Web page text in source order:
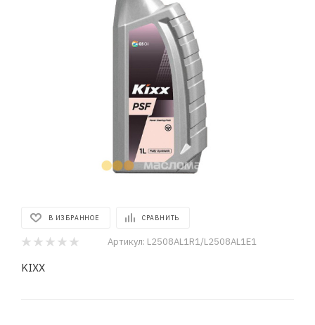
В ИЗБРАННОЕ СРАВНИТЬ
Артикул: L2508AL1R1/L2508AL1E1
KIXX